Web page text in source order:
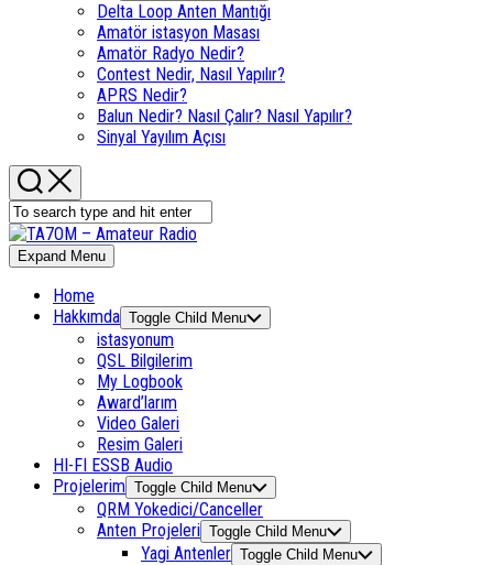
Delta Loop Anten Mantığı
Amatör istasyon Masası
Amatör Radyo Nedir?
Contest Nedir, Nasıl Yapılır?
APRS Nedir?
Balun Nedir? Nasıl Çalır? Nasıl Yapılır?
Sinyal Yayılım Açısı
Expand Menu
Home
Hakkımda Toggle Child Menu
istasyonum
QSL Bilgilerim
My Logbook
Award’larım
Video Galeri
Resim Galeri
HI-FI ESSB Audio
Projelerim Toggle Child Menu
QRM Yokedici/Canceller
Anten Projeleri Toggle Child Menu
Yagi Antenler Toggle Child Menu